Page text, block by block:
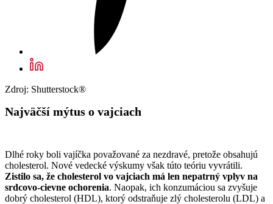
Zdroj: Shutterstock®
Najväčší mýtus o vajciach
Dlhé roky boli vajíčka považované za nezdravé, pretože obsahujú
cholesterol. Nové vedecké výskumy však túto teóriu vyvrátili.
Zistilo sa, že cholesterol vo vajciach má len nepatrný vplyv na
srdcovo-cievne ochorenia. Naopak, ich konzumáciou sa zvyšuje
dobrý cholesterol (HDL), ktorý odstraňuje zlý cholesterolu (LDL) a